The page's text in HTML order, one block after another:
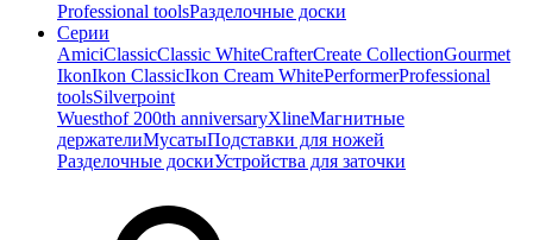
Professional toolsРазделочные доски
Серии
AmiciClassicClassic WhiteCrafterCreate CollectionGourmet
IkonIkon ClassiсIkon Cream WhitePerformerProfessional
toolsSilverpoint
Wuesthof 200th anniversaryXlineМагнитные
держателиМусатыПодставки для ножей
Разделочные доскиУстройства для заточки